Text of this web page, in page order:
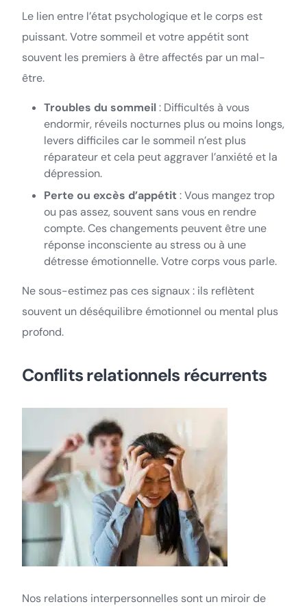
Le lien entre l’état psychologique et le corps est
puissant. Votre sommeil et votre appétit sont
souvent les premiers à être affectés par un mal-
être.
Troubles du sommeil: Difficultés à vous
endormir, réveils nocturnes plus ou moins longs,
levers difficiles car le sommeil n’est plus
réparateur et cela peut aggraver l’anxiété et la
dépression.
Perte ou excès d’appétit: Vous mangez trop
ou pas assez, souvent sans vous en rendre
compte. Ces changements peuvent être une
réponse inconsciente au stress ou à une
détresse émotionnelle. Votre corps vous parle.
Ne sous-estimez pas ces signaux : ils reflètent
souvent un déséquilibre émotionnel ou mental plus
profond.
Conflits relationnels récurrents
Nos relations interpersonnelles sont un miroir de